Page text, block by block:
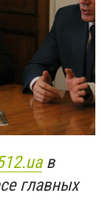
в
главных